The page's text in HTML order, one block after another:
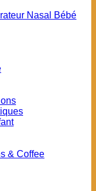
Nasal Bébé
& Coffee